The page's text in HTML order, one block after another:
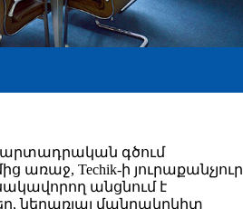
գծում
առաջ, Techik-ի յուրաքանչյուր
անցնում է
ներառյալ մանրակրկիտ